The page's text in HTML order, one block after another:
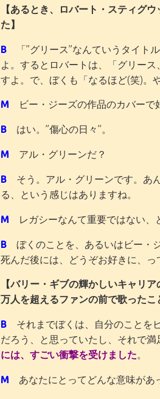
【あるとき、ロバート・スティグ
た】
B
「”グリース”なんていうタイ
よ。するとロバートは、「グリー
すよ。で、ぼくも「なるほど(笑)。
M ビー・ジーズの作品のカバーで
Bはい。”傷心の日々”。
M アル・グリーンだ？
Bそう。アル・グリーンです。あ
る、という感じはありますね。
M レガシーなんて重要ではない、
Bぼくのことを、あるいはビー・
死んだ後には、どうぞお好きに、っ
【バリー・ギブの輝かしいキャリ
万人を超えるファンの前で歌ったこ
Bそれまでぼくは、自分のことを
だろう、と思っていたし、それで満
には、すごい衝撃を受けました。
M あなたにとってどんな意味があ